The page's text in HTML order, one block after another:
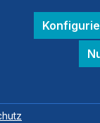
gekröpft